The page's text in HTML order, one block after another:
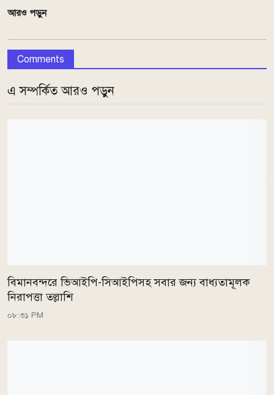
আরও পড়ুন
Comments
এ সম্পর্কিত আরও পড়ুন
বিমানবন্দরে ভিআইপি-সিআইপিসহ সবার জন্য বাধ্যতামূলক
নিরাপত্তা তল্লাশি
০৮:৩১ PM